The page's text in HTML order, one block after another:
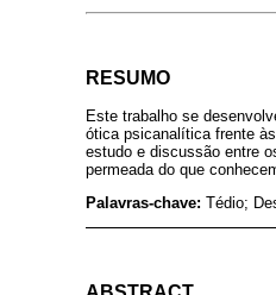
RESUMO
Este trabalho se
ótica psicanalítica frente
estudo e discussão entre
permeada do que
Palavras-chave: Tédio;